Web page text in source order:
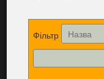
Фільтр